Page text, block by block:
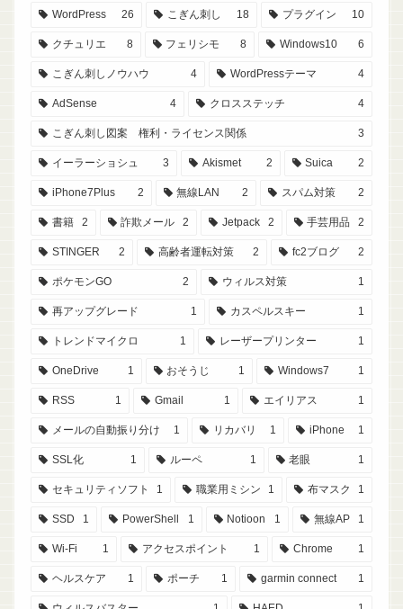
WordPress 26 こぎん刺し 18 プラグイン 10
クチュリエ 8 フェリシモ 8 Windows10 6
こぎん刺しノウハウ 4 WordPressテーマ 4
AdSense 4 クロスステッチ 4
こぎん刺し図案 権利・ライセンス関係 3
イーラーショシュ 3 Akismet 2 Suica 2
iPhone7Plus 2 無線LAN 2 スパム対策 2
書籍 2 詐欺メール 2 Jetpack 2 手芸用品 2
STINGER 2 高齢者運転対策 2 fc2ブログ 2
ポケモンGO 2 ウィルス対策 1
再アップグレード 1 カスペルスキー 1
トレンドマイクロ 1 レーザープリンター 1
OneDrive 1 おそうじ 1 Windows7 1
RSS 1 Gmail 1 エイリアス 1
メールの自動振り分け 1 リカバリ 1 iPhone 1
SSL化 1 ルーペ 1 老眼 1
セキュリティソフト 1 職業用ミシン 1 布マスク 1
SSD 1 PowerShell 1 Notioon 1 無線AP 1
Wi-Fi 1 アクセスポイント 1 Chrome 1
ヘルスケア 1 ポーチ 1 garmin connect 1